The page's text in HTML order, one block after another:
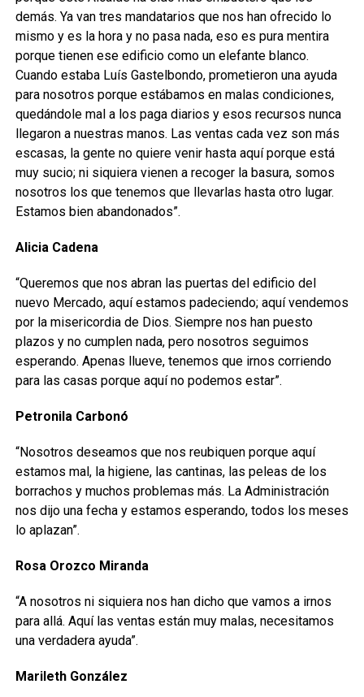
demás. Ya van tres mandatarios que nos han ofrecido lo
mismo y es la hora y no pasa nada, eso es pura mentira
porque tienen ese edificio como un elefante blanco.
Cuando estaba Luís Gastelbondo, prometieron una ayuda
para nosotros porque estábamos en malas condiciones,
quedándole mal a los paga diarios y esos recursos nunca
llegaron a nuestras manos. Las ventas cada vez son más
escasas, la gente no quiere venir hasta aquí porque está
muy sucio; ni siquiera vienen a recoger la basura, somos
nosotros los que tenemos que llevarlas hasta otro lugar.
Estamos bien abandonados”.
Alicia Cadena
“Queremos que nos abran las puertas del edificio del
nuevo Mercado, aquí estamos padeciendo; aquí vendemos
por la misericordia de Dios. Siempre nos han puesto
plazos y no cumplen nada, pero nosotros seguimos
esperando. Apenas llueve, tenemos que irnos corriendo
para las casas porque aquí no podemos estar”.
Petronila Carbonó
“Nosotros deseamos que nos reubiquen porque aquí
estamos mal, la higiene, las cantinas, las peleas de los
borrachos y muchos problemas más. La Administración
nos dijo una fecha y estamos esperando, todos los meses
lo aplazan”.
Rosa Orozco Miranda
“A nosotros ni siquiera nos han dicho que vamos a irnos
para allá. Aquí las ventas están muy malas, necesitamos
una verdadera ayuda”.
Marileth González